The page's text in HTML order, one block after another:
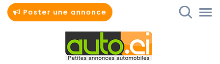
Poster une annonce